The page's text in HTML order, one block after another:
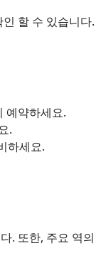
할 수 있습니다.
예약하세요.
.
하세요.
. 또한, 주요 역